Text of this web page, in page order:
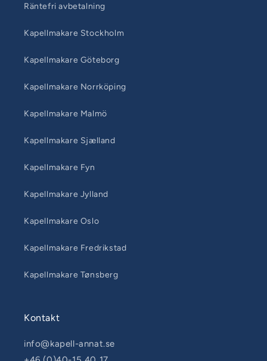
Räntefri avbetalning
Kapellmakare Stockholm
Kapellmakare Göteborg
Kapellmakare Norrköping
Kapellmakare Malmö
Kapellmakare Sjælland
Kapellmakare Fyn
Kapellmakare Jylland
Kapellmakare Oslo
Kapellmakare Fredrikstad
Kapellmakare Tønsberg
Kontakt
info@kapell-annat.se